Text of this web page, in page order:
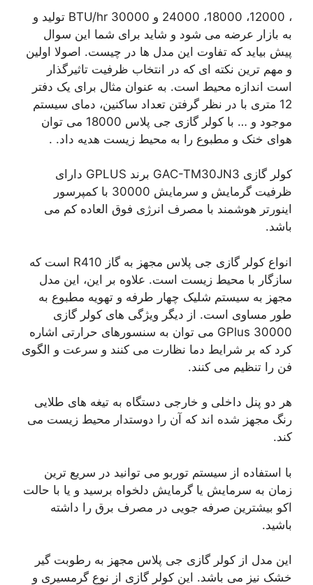
، 12000، 18000، 24000 و 30000 BTU/hr تولید و
به بازار عرضه می شود و شاید برای شما این سوال
پیش بیاید که تفاوت این مدل ها در چیست. اصولا اولین
و مهم ترین نکته ای که در انتخاب ظرفیت تاثیرگذار
است اندازه محیط است. به عنوان مثال برای یک دفتر
12 متری با در نظر گرفتن تعداد ساکنین، دمای سیستم
موجود و … با کولر گازی جی پلاس 18000 می توان
هوای خنک و مطبوع را به محیط زیست هدیه داد. .
کولر گازی GAC-TM30JN3 برند GPLUS دارای
ظرفیت گرمایش و سرمایش 30000 با کمپرسور
اینورتر هوشمند با مصرف انرژی فوق العاده کم می
باشد.
انواع کولر گازی جی پلاس مجهز به گاز R410 است که
سازگار با محیط زیست است. علاوه بر این، این مدل
مجهز به سیستم شلیک چهار طرفه و تهویه مطبوع به
طور مساوی است. از دیگر ویژگی های کولر گازی
GPlus 30000 می توان به سنسورهای حرارتی اشاره
کرد که بر شرایط دما نظارت می کنند و سرعت و الگوی
فن را تنظیم می کنند.
هر دو پنل داخلی و خارجی دستگاه به تیغه های طلایی
رنگ مجهز شده اند که آن را دوستدار محیط زیست می
کند.
با استفاده از سیستم توربو می توانید در سریع ترین
زمان به سرمایش یا گرمایش دلخواه برسید و یا با حالت
اکو بیشترین صرفه جویی در مصرف برق را داشته
باشید.
این مدل از کولر گازی جی پلاس مجهز به رطوبت گیر
خشک نیز می باشد. این کولر گازی از نوع گرمسیری و